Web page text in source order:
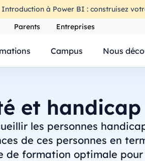
Introduction à Power BI : construisez
Parents Entreprises
Campus Nous
et handicap
les personnes
de ces personnes en
de formation optimale pour